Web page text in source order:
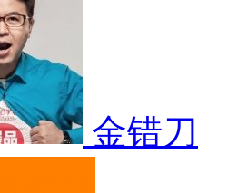
金错刀